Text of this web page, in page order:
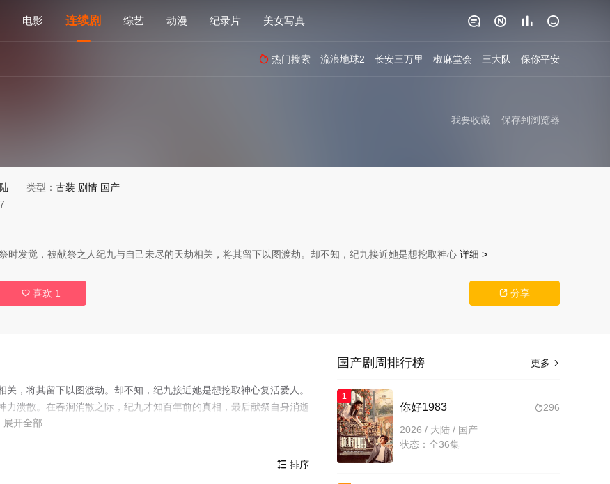
电影 连续剧 综艺 动漫 纪录片 美女写真    
 热门搜索 流浪地球2 长安三万里 椒麻堂会 三大队 保你平安
保存到浏览器
我要收藏
类型： 古装 剧情 国产
时发觉，被献祭之人纪九与自己未尽的天劫相关，将其留下以图渡劫。却不知，纪九接近她是想挖取神心 详细 >
 喜欢 1  分享
，将其留下以图渡劫。却不知，纪九接近她是想挖取神心复活爱人。
溃散。在春涧消散之际，纪九才知百年前的真相，最后献祭自身消逝
个人不喜爱做某件事，就算他才华横溢，也无法发挥；当一个人喜爱
展开全部
 排序
更多 
国产剧周排行榜
1
296
你好1983
2026 / 大陆 / 国产
状态：全36集